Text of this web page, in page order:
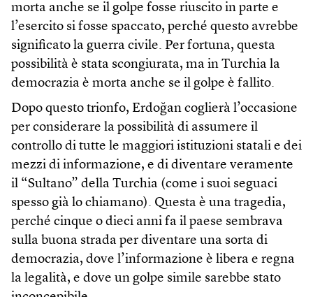
morta anche se il golpe fosse riuscito in parte e
l’esercito si fosse spaccato, perché questo avrebbe
significato la guerra civile. Per fortuna, questa
possibilità è stata scongiurata, ma in Turchia la
democrazia è morta anche se il golpe è fallito.
Dopo questo trionfo, Erdoğan coglierà l’occasione
per considerare la possibilità di assumere il
controllo di tutte le maggiori istituzioni statali e dei
mezzi di informazione, e di diventare veramente
il “Sultano” della Turchia (come i suoi seguaci
spesso già lo chiamano). Questa è una tragedia,
perché cinque o dieci anni fa il paese sembrava
sulla buona strada per diventare una sorta di
democrazia, dove l’informazione è libera e regna
la legalità, e dove un golpe simile sarebbe stato